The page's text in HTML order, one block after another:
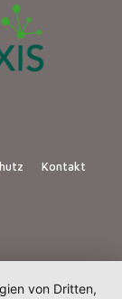
Kontakt
von Dritten,